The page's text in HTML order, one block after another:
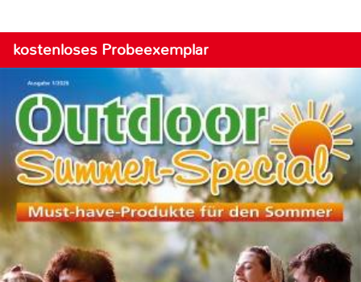
kostenloses Probeexemplar